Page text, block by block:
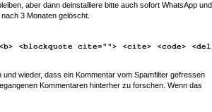
aber dann deinstalliere bitte auch sofort WhatsApp und
3 Monaten gelöscht.
<blockquote cite=""> <cite> <code> <del
wieder, dass ein Kommentar vom Spamfilter gefressen
Kommentaren hinterher zu forschen. Wenn das